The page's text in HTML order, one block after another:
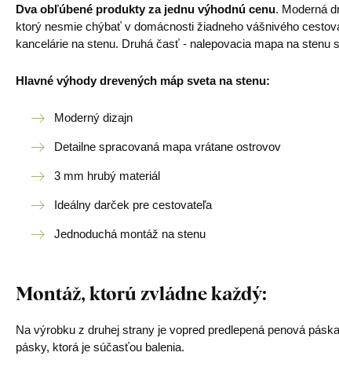
Dva obľúbené produkty za jednu výhodnú cenu. Moderná
ktorý nesmie chýbať v domácnosti žiadneho vášnivého
kancelárie na stenu. Druhá časť - nalepovacia mapa na
Hlavné výhody drevených máp sveta na stenu:
Moderný dizajn
Detailne spracovaná mapa vrátane ostrovov
3 mm hrubý materiál
Ideálny darček pre cestovateľa
Jednoduchá montáž na stenu
Montáž, ktorú zvládne každý:
Na výrobku z druhej strany je vopred predlepená penová
pásky, ktorá je súčasťou balenia.